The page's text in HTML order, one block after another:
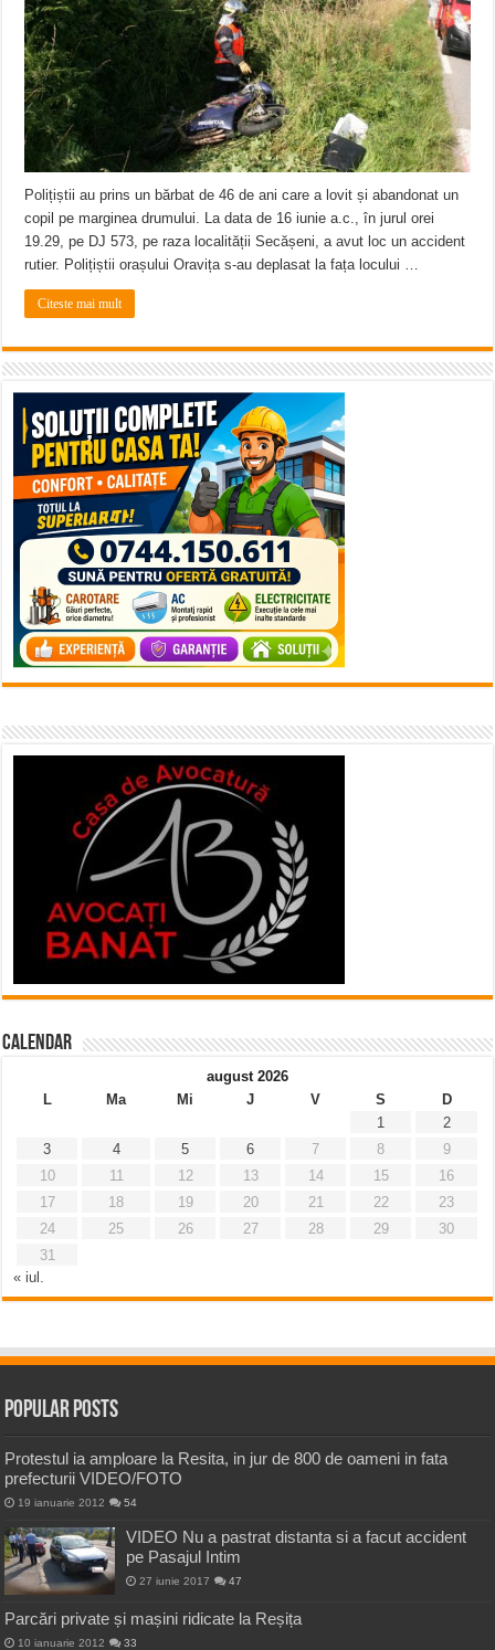
ANUNŢ OPRIRE APĂ în CARANSEBEȘ avarie
ANUNȚ OPRIRE APĂ în Reșița, cartier Țerova – avarie – 04.08.2026
Polițiștii au prins un bărbat de 46 de ani care a lovit și abandonat un
copil pe marginea drumului. La data de 16 iunie a.c., în jurul orei
19.29, pe DJ 573, pe raza localității Secășeni, a avut loc un accident
rutier. Polițiștii orașului Oravița s-au deplasat la fața locului …
Citeste mai mult
Calendar
august 2026
L
Ma Mi J V S
D
1
2
3
4 5 6 7 8
9
10
11 12 13 14 15
16
17
18 19 20 21 22
23
24
25 26 27 28 29
30
31
« iul.
Popular Posts
Protestul ia amploare la Resita, in jur de 800 de oameni in fata
prefecturii VIDEO/FOTO
19 ianuarie 2012 54
VIDEO Nu a pastrat distanta si a facut accident
pe Pasajul Intim
27 iunie 2017 47
Parcări private și mașini ridicate la Reșița
10 ianuarie 2012 33